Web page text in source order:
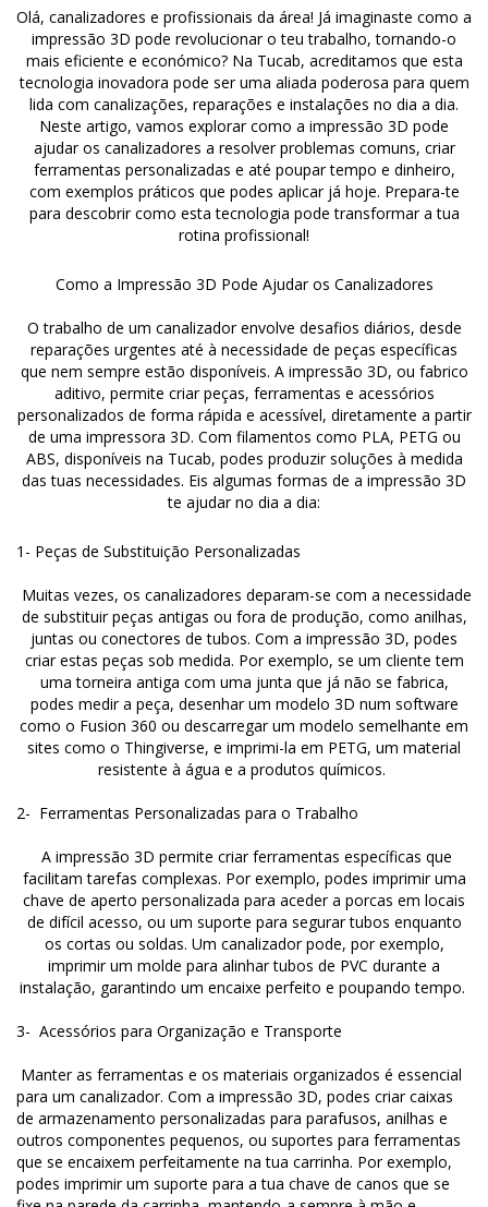
Olá, canalizadores e profissionais da área! Já imaginaste como a
impressão 3D pode revolucionar o teu trabalho, tornando-o
mais eficiente e económico? Na Tucab, acreditamos que esta
tecnologia inovadora pode ser uma aliada poderosa para quem
lida com canalizações, reparações e instalações no dia a dia.
Neste artigo, vamos explorar como a impressão 3D pode
ajudar os canalizadores a resolver problemas comuns, criar
ferramentas personalizadas e até poupar tempo e dinheiro,
com exemplos práticos que podes aplicar já hoje. Prepara-te
para descobrir como esta tecnologia pode transformar a tua
rotina profissional!
Como a Impressão 3D Pode Ajudar os Canalizadores
O trabalho de um canalizador envolve desafios diários, desde
reparações urgentes até à necessidade de peças específicas
que nem sempre estão disponíveis. A impressão 3D, ou fabrico
aditivo, permite criar peças, ferramentas e acessórios
personalizados de forma rápida e acessível, diretamente a partir
de uma impressora 3D. Com filamentos como PLA, PETG ou
ABS, disponíveis na Tucab, podes produzir soluções à medida
das tuas necessidades. Eis algumas formas de a impressão 3D
te ajudar no dia a dia:
1- Peças de Substituição Personalizadas
Muitas vezes, os canalizadores deparam-se com a necessidade
de substituir peças antigas ou fora de produção, como anilhas,
juntas ou conectores de tubos. Com a impressão 3D, podes
criar estas peças sob medida. Por exemplo, se um cliente tem
uma torneira antiga com uma junta que já não se fabrica,
podes medir a peça, desenhar um modelo 3D num software
como o Fusion 360 ou descarregar um modelo semelhante em
sites como o Thingiverse, e imprimi-la em PETG, um material
resistente à água e a produtos químicos.
2- Ferramentas Personalizadas para o Trabalho
A impressão 3D permite criar ferramentas específicas que
facilitam tarefas complexas. Por exemplo, podes imprimir uma
chave de aperto personalizada para aceder a porcas em locais
de difícil acesso, ou um suporte para segurar tubos enquanto
os cortas ou soldas. Um canalizador pode, por exemplo,
imprimir um molde para alinhar tubos de PVC durante a
instalação, garantindo um encaixe perfeito e poupando tempo.
3- Acessórios para Organização e Transporte
Manter as ferramentas e os materiais organizados é essencial
para um canalizador. Com a impressão 3D, podes criar caixas
de armazenamento personalizadas para parafusos, anilhas e
outros componentes pequenos, ou suportes para ferramentas
que se encaixem perfeitamente na tua carrinha. Por exemplo,
podes imprimir um suporte para a tua chave de canos que se